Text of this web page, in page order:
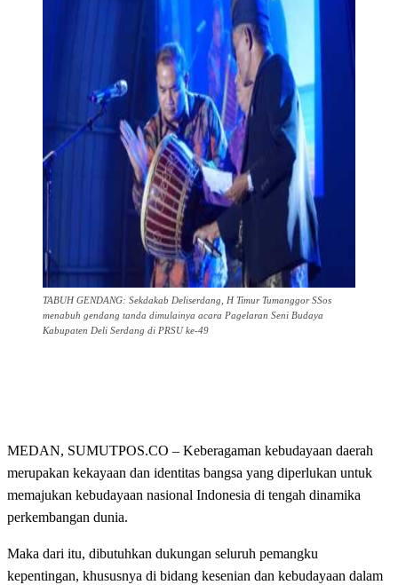
TABUH GENDANG: Sekdakab Deliserdang, H Timur Tumanggor SSos
menabuh gendang tanda dimulainya acara Pagelaran Seni Budaya
Kabupaten Deli Serdang di PRSU ke-49
MEDAN, SUMUTPOS.CO – Keberagaman kebudayaan daerah
merupakan kekayaan dan identitas bangsa yang diperlukan untuk
memajukan kebudayaan nasional Indonesia di tengah dinamika
perkembangan dunia.
Maka dari itu, dibutuhkan dukungan seluruh pemangku
kepentingan, khususnya di bidang kesenian dan kebudayaan dalam